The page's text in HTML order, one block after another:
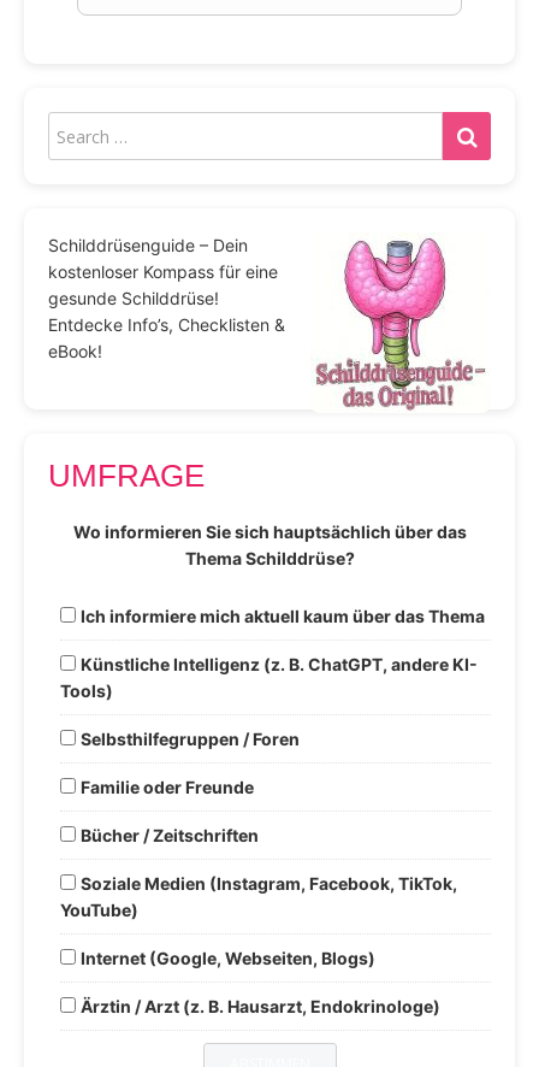
Schilddrüsenguide – Dein
kostenloser Kompass für eine
gesunde Schilddrüse!
Entdecke Info’s, Checklisten &
eBook!
UMFRAGE
Wo informieren Sie sich hauptsächlich über das
Thema Schilddrüse?
Ich informiere mich aktuell kaum über das Thema
Künstliche Intelligenz (z. B. ChatGPT, andere KI-
Tools)
Selbsthilfegruppen / Foren
Familie oder Freunde
Bücher / Zeitschriften
Soziale Medien (Instagram, Facebook, TikTok,
YouTube)
Internet (Google, Webseiten, Blogs)
Ärztin / Arzt (z. B. Hausarzt, Endokrinologe)